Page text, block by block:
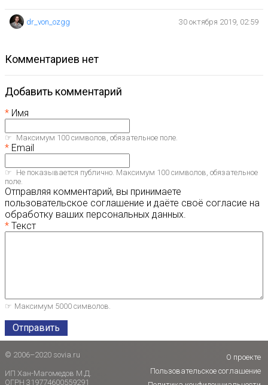
dr_von_ozgg 30 октября 2019, 02:59
комментариев нет
Добавить комментарий
Имя
Максимум 100 символов, обязательное поле.
Email
Не показывается публично. Максимум 100 символов, обязательное
поле.
Отправляя комментарий, вы принимаете
пользовательское соглашение и даёте своё согласие на
обработку ваших персональных данных.
Текст
Максимум 5000 символов.
Отправить
© 2006–2020 sovia.ru
ИП Хан-Магомедов М.Д.
ОГРН 319774600559291
О проекте
Пользовательское соглашение